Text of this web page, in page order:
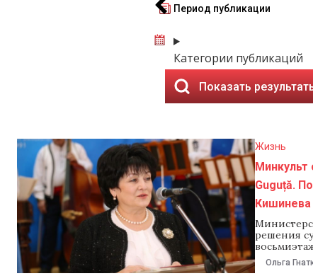
Период публикации
Категории публикаций
Показать
Жизнь
Минкульт
Guguță.
Кишинева
решения
парке
запрос
Ольга